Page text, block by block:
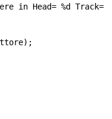
in Head= %d Track=